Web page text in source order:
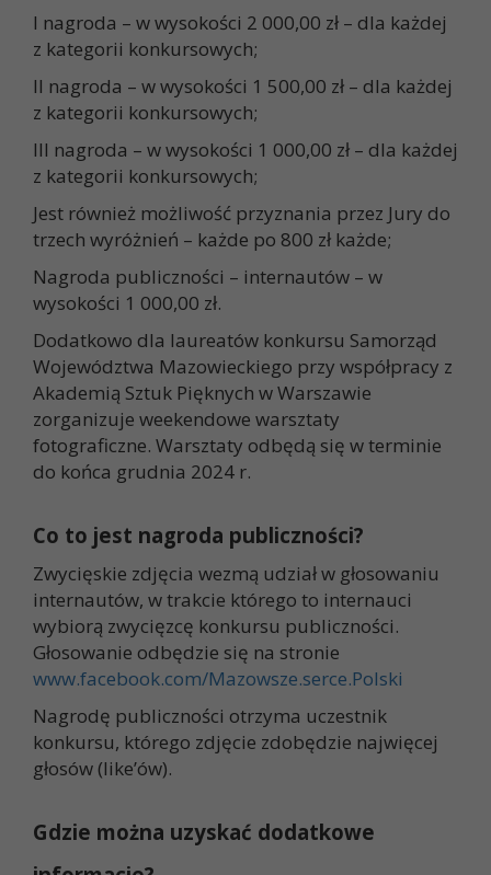
I nagroda – w wysokości 2 000,00 zł – dla każdej
z kategorii konkursowych;
II nagroda – w wysokości 1 500,00 zł – dla każdej
z kategorii konkursowych;
III nagroda – w wysokości 1 000,00 zł – dla każdej
z kategorii konkursowych;
Jest również możliwość przyznania przez Jury do
trzech wyróżnień – każde po 800 zł każde;
Nagroda publiczności – internautów – w
wysokości 1 000,00 zł.
Dodatkowo dla laureatów konkursu Samorząd
Województwa Mazowieckiego przy współpracy z
Akademią Sztuk Pięknych w Warszawie
zorganizuje weekendowe warsztaty
fotograficzne. Warsztaty odbędą się w terminie
do końca grudnia 2024 r.
Co to jest nagroda publiczności?
Zwycięskie zdjęcia wezmą udział w głosowaniu
internautów, w trakcie którego to internauci
wybiorą zwycięzcę konkursu publiczności.
Głosowanie odbędzie się na stronie
www.facebook.com/Mazowsze.serce.Polski
Nagrodę publiczności otrzyma uczestnik
konkursu, którego zdjęcie zdobędzie najwięcej
głosów (like’ów).
Gdzie można uzyskać dodatkowe